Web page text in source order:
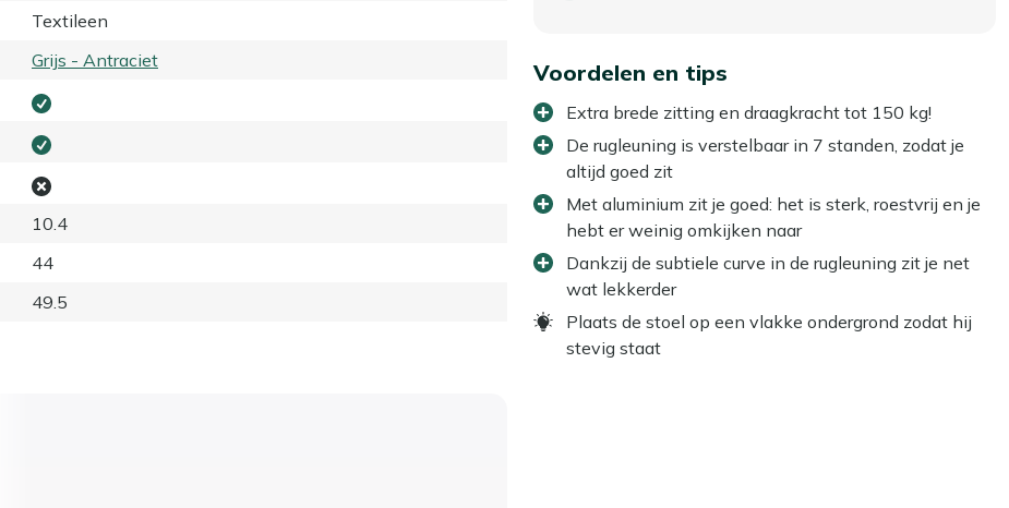
Textileen
Grijs - Antraciet
10.4
44
49.5
Voordelen en tips
Extra brede zitting en draagkracht tot 150 kg!
De rugleuning is verstelbaar in 7 standen, zodat je
altijd goed zit
Met aluminium zit je goed: het is sterk, roestvrij en je
hebt er weinig omkijken naar
Dankzij de subtiele curve in de rugleuning zit je net
wat lekkerder
Plaats de stoel op een vlakke ondergrond zodat hij
stevig staat